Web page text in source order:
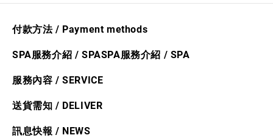
付款方法 / Payment methods
SPA服務介紹 / SPASPA服務介紹 / SPA
服務內容 / SERVICE
送貨需​知 / DELIVER
訊息快​報 / NEWS